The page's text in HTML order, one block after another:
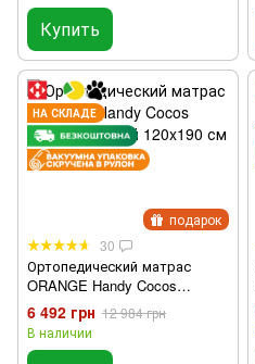
Купить
подарок
НА СКЛАДЕ
30
Ортопедический матрас
ORANGE Handy Cocos
двухсторонний 120x190 см
6 492 грн 12 984 грн
В наличии